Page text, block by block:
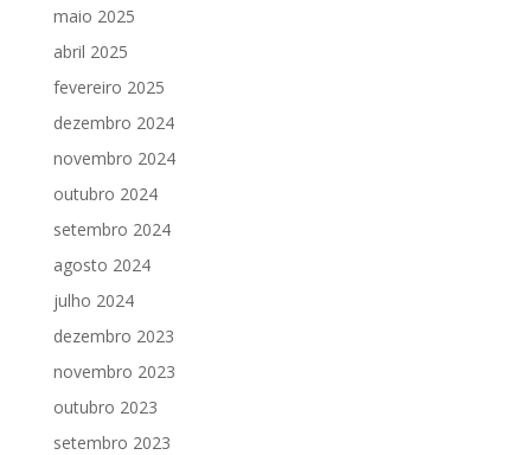
maio 2025
abril 2025
fevereiro 2025
dezembro 2024
novembro 2024
outubro 2024
setembro 2024
agosto 2024
julho 2024
dezembro 2023
novembro 2023
outubro 2023
setembro 2023